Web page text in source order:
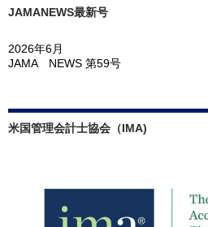
JAMANEWS最新号
2026年6月
JAMA NEWS 第59号
米国管理会計士協会（IMA)